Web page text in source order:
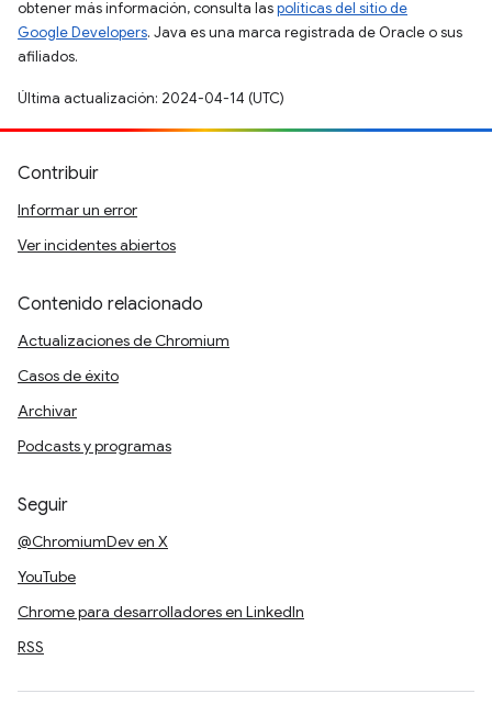
obtener más información, consulta laspolíticas del sitio de
Google Developers. Java es una marca registrada de Oracle o sus
afiliados.
Última actualización: 2024-04-14 (UTC)
Contribuir
Informar un error
Ver incidentes abiertos
Contenido relacionado
Actualizaciones de Chromium
Casos de éxito
Archivar
Podcasts y programas
Seguir
@ChromiumDev en X
YouTube
Chrome para desarrolladores en LinkedIn
RSS